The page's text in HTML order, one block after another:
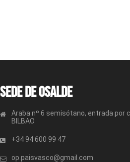
Sede de OSALDE
Araba nº 6 semisótano, entrada por
BILBAO
+34 94 600 99 47
op.paisvasco@gmail.com